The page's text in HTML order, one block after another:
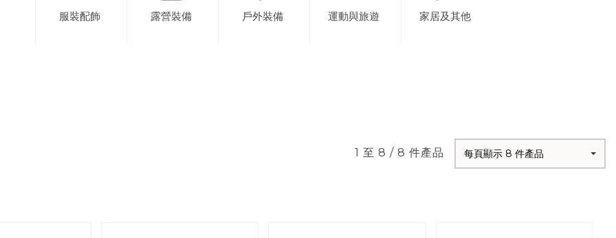
服裝配飾 露營裝備 戶外裝備 運動與旅遊 家居及其他
1 至 8 / 8 件產品 每頁顯示 8 件產品